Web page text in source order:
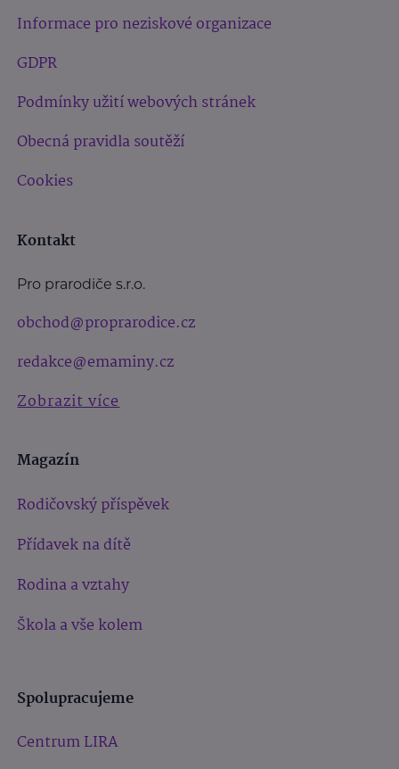
Informace pro neziskové organizace
GDPR
Podmínky užití webových stránek
Obecná pravidla soutěží
Cookies
Kontakt
Pro prarodiče s.r.o.
obchod@proprarodice.cz
redakce@emaminy.cz
Zobrazit více
Magazín
Rodičovský příspěvek
Přídavek na dítě
Rodina a vztahy
Škola a vše kolem
Spolupracujeme
Centrum LIRA